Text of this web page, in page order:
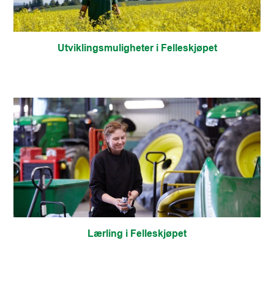
Utviklingsmuligheter i Felleskjøpet
Lærling i Felleskjøpet